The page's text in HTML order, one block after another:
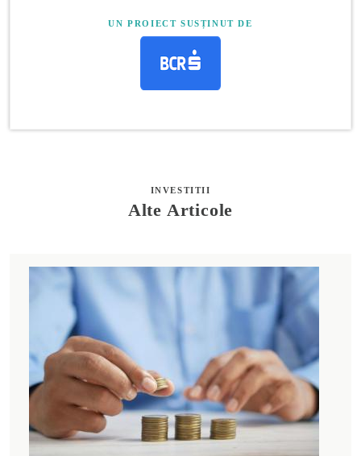
UN PROIECT SUSȚINUT DE
INVESTITII
Alte Articole